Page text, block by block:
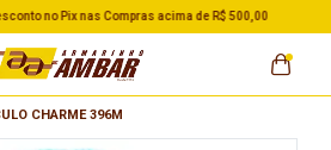
no Pix nas Compras acima de R$ 500,00
CHARME 396M